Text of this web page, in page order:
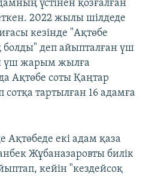
үстінен қозғалған
2022 жылы шілдеде
кезінде "Ақтөбе
деп айыпталған үш
үш жарым жылға
Ақтөбе соты Қаңтар
тартылған 16 адамға
Ақтөбеде екі адам қаза
Жұбаназаровты билік
кейін "кездейсоқ